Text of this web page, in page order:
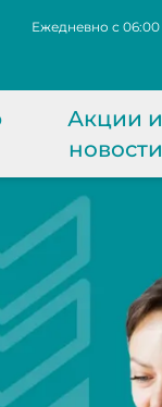
Ежедневно с
Акции и
новости